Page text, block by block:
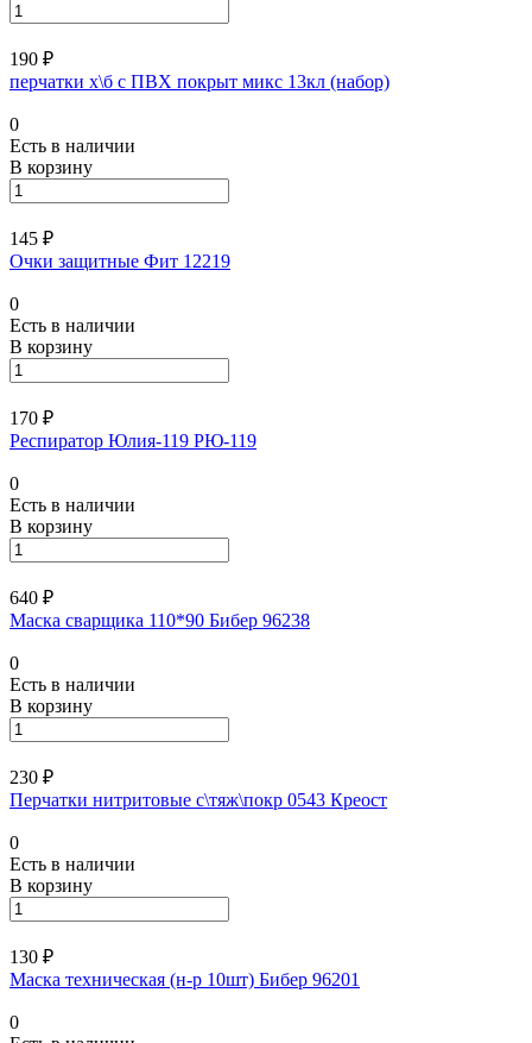
190 ₽
перчатки х\б с ПВХ покрыт микс 13кл (набор)
0
Есть в наличии
В корзину
145 ₽
Очки защитные Фит 12219
0
Есть в наличии
В корзину
170 ₽
Респиратор Юлия-119 РЮ-119
0
Есть в наличии
В корзину
640 ₽
Маска сварщика 110*90 Бибер 96238
0
Есть в наличии
В корзину
230 ₽
Перчатки нитритовые с\тяж\покр 0543 Креост
0
Есть в наличии
В корзину
130 ₽
Маска техническая (н-р 10шт) Бибер 96201
0